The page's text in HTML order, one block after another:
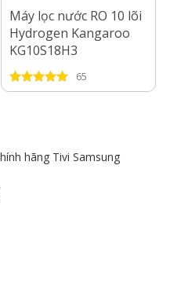
Máy lọc nước RO 10 lõi
Hydrogen Kangaroo
KG10S18H3
65
hãng Tivi Samsung